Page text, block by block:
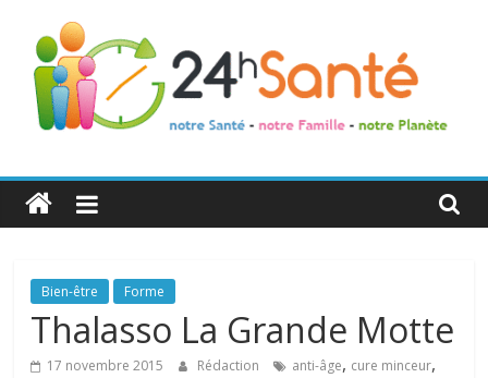
24h
Santé
La
santé
toute
Bien-être Forme
Thalasso La Grande Motte
17 novembre 2015 Rédaction anti-âge, cure minceur,